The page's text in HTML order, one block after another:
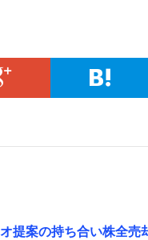
提案の持ち合い株全売